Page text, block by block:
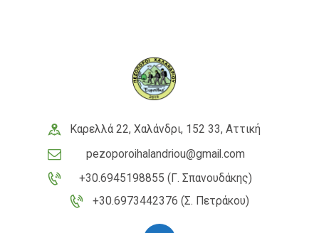
Καρελλά 22, Χαλάνδρι, 152 33, Αττική
pezoporoihalandriou@gmail.com
+30.6945198855 (Γ. Σπανουδάκης)
+30.6973442376 (Σ. Πετράκου)